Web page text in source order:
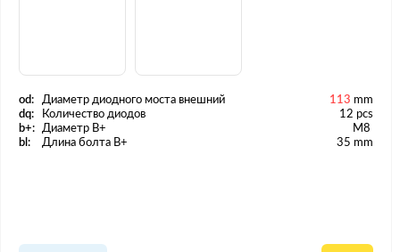
od: Диаметр диодного моста внешний 113 mm
dq:
Количество диодов
12 pcs
b+:
Диаметр B+
M8
bl:
Длина болта B+ 35 mm